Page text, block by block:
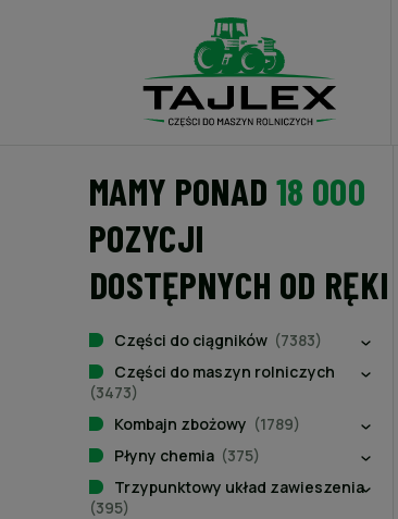
MAMY PONAD 18 000
POZYCJI
DOSTĘPNYCH OD RĘKI
Części do ciągników (7383)
Części do maszyn rolniczych
(3473)
Kombajn zbożowy (1789)
Płyny chemia (375)
Trzypunktowy układ zawieszenia
(395)